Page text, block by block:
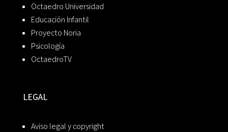
Octaedro Universidad
Educación Infantil
Proyecto Noria
Psicología
OctaedroTV
LEGAL
Aviso legal y copyright